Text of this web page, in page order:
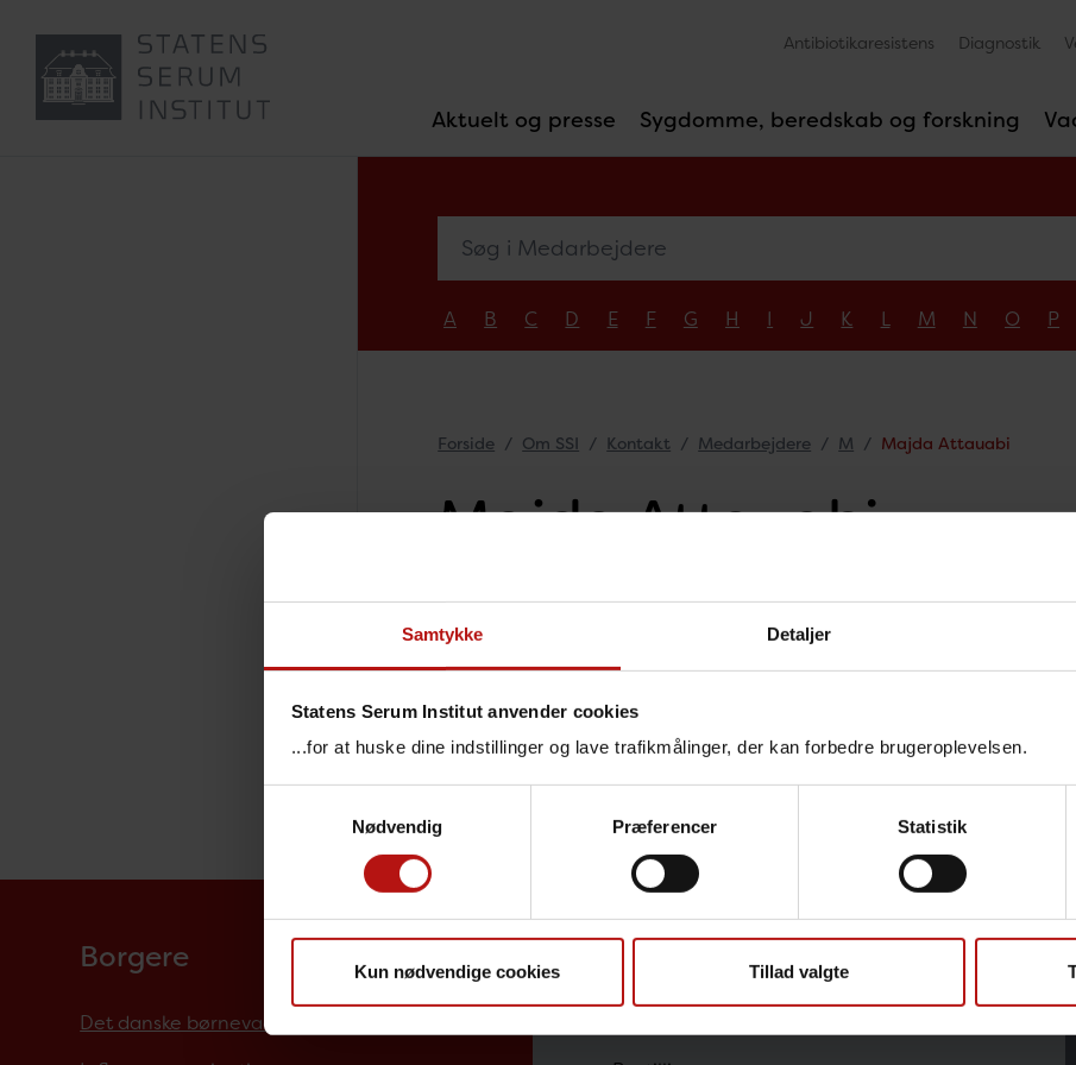
Samtykke Detaljer
Statens Serum Institut anvender cookies
...for at huske dine indstillinger og lave trafikmålinger, der kan forbedre brugeroplevelsen.
Nødvendig
Præferencer Statistik
Kun nødvendige cookies Tillad valgte
Aktuelt og presse Sygdomme, beredskab og forskning
Antibiotikaresistens Diagnostik
A B C D E F G H I J K L M N O P
Forside Om SSI Kontakt Medarbejdere M Majda Attauabi
Majda Attauabi
Kontakt
Majda Attauabi ,
T. 32688541 @.
Borgere
Det danske børnevaccinationsprogram
Sundhedsfaglige